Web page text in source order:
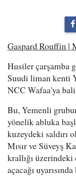
Gaspard Rouffin |
Husiler çarşamba
Suudi liman kenti
NCC Wafaa'ya
Bu, Yemenli
yönelik abluka
kuzeydeki saldırı
Mısır ve Süveyş
krallığı üzerindeki
açacağı